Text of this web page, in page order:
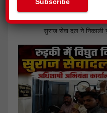
सुराज सेवा दल ने निकाली